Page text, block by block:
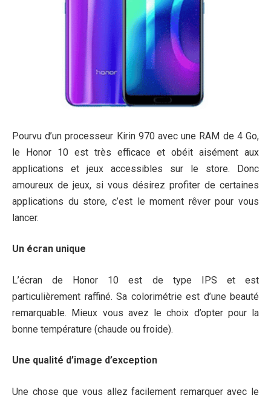
Pourvu d’un processeur Kirin 970 avec une RAM de 4 Go,
le Honor 10 est très efficace et obéit aisément aux
applications et jeux accessibles sur le store. Donc
amoureux de jeux, si vous désirez profiter de certaines
applications du store, c’est le moment rêver pour vous
lancer.
Un écran unique
L’écran de Honor 10 est de type IPS et est
particulièrement raffiné. Sa colorimétrie est d’une beauté
remarquable. Mieux vous avez le choix d’opter pour la
bonne température (chaude ou froide).
Une qualité d’image d’exception
Une chose que vous allez facilement remarquer avec le